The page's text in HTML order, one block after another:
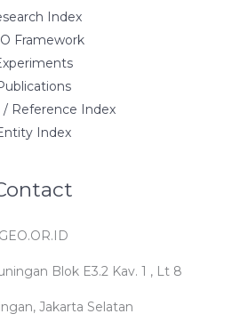
Index
Framework
/ Reference Index
Index
GEO.OR.ID
Blok E3.2 Kav. 1 , Lt 8
Jakarta Selatan